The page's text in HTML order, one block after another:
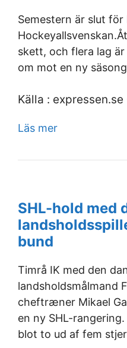
Semestern är slut för
skett, och flera lag
om mot en ny
Källa :
Läs mer
SHL-hold med
bund
Timrå IK med den
landsholdsmålmand
cheftræner Mikael
en ny SHL-
blot to ud af fem